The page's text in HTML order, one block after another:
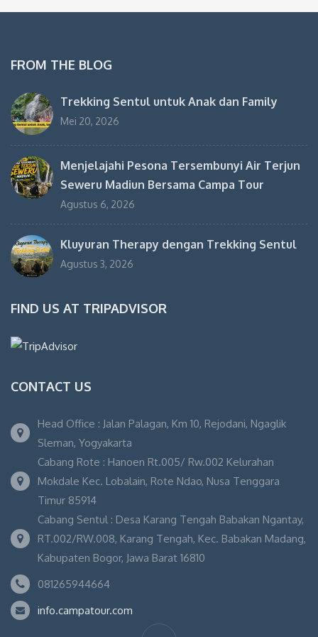
FROM THE BLOG
Trekking Sentul untuk Anak dan Family
Mei 20, 2026
Menjelajahi Pesona Tersembunyi Air Terjun
Seweru Madiun Bersama Campa Tour
Agustus 6, 2026
Kluyuran Therapy dengan Trekking Sentul
Agustus 3, 2026
FIND US AT TRIPADVISOR
CONTACT US
Head Office : Jalan Palagan, Km 10, Rejodani, Ngaglik
Sleman, Yogyakarta
Cabang Rote : Hanoen Rt.005/ Rw.002 Kelurahan
Mokdale Kec. Lobalain, Rote Ndao, Nusa Tenggara
Timur 85914
Cabang Sentul : Desa Karang Tengah Babakan Ngantay,
RT.002/RW.008, Karang Tengah, Kec. Babakan Madang,
Kabupaten Bogor, Jawa Barat 16810
081265944664
info.campatour.com